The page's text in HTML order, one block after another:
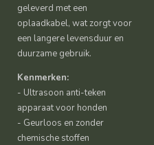
geleverd met een
oplaadkabel, wat zorgt voor
een langere levensduur en
duurzame gebruik.
Kenmerken:
- Ultrasoon anti-teken
apparaat voor honden
- Geurloos en zonder
chemische stoffen